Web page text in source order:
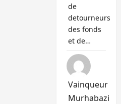
de
detourneurs
des fonds
et de…
Vainqueur
Murhabazi